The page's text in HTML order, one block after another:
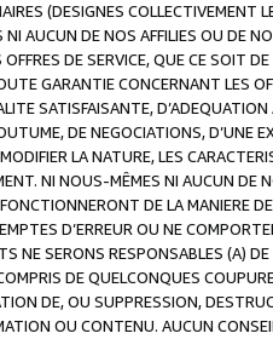
(DESIGNES COLLECTIVEMENT
AUCUN DE NOS AFFILIES OU DE
DE SERVICE, QUE CE SOIT
GARANTIE CONCERNANT LES
SATISFAISANTE,
DE NEGOCIATIONS, D’UNE
LA NATURE, LES
NI NOUS-MÊMES NI AUCUN DE
DE LA MANIERE
D’ERREUR OU NE
NE SERONS RESPONSABLES (A)
DE QUELCONQUES
DE, OU SUPPRESSION,
OU CONTENU. AUCUN